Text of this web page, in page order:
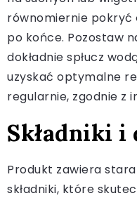
równomiernie pokryć
po końce. Pozostaw
dokładnie spłucz
uzyskać optymalne
regularnie, zgodnie z
Składniki i
Produkt zawiera
składniki, które